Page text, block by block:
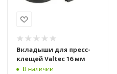
Вкладыши для пресс-
клещей Valtec 16 мм
В наличии